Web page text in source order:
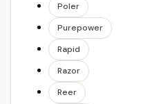
Poler
Purepower
Rapid
Razor
Reer